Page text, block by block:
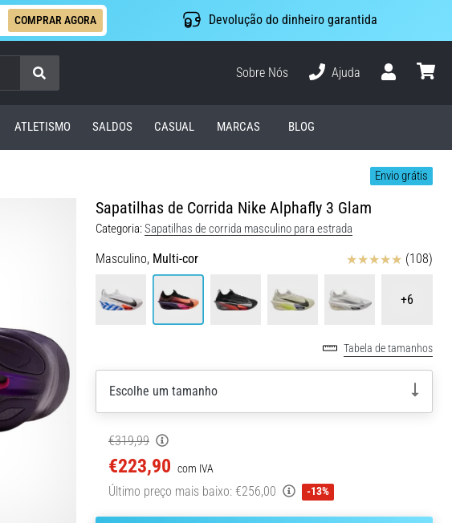
COMPRAR AGORA Devolução do dinheiro garantida
Procurar
Sobre Nós
Ajuda
ATLETISMO SALDOS CASUAL MARCAS BLOG
Envio grátis
Sapatilhas de Corrida Nike Alphafly 3 Glam
Categoria:Sapatilhas de corrida masculino para estrada
Masculino, Multi-cor Avaliação (108)
+6
Tabela de tamanhos
Escolhe um tamanho
€319,99
€223,90 com IVA
Último preço mais baixo: €256,00 -13%